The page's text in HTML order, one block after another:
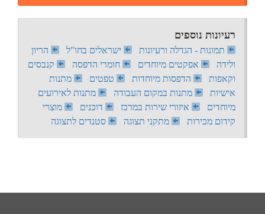
רעיונות נוספים
תמונות - הגדלה ורעיונות ישראלים בחו"ל
הריון
ולידה
אפקטים מיוחדים חומרי הדפסה
קנבסים
וקאפות
הדפסות מיוחדות טפטים
מתנות
אישיות
מתנות במקום העבודה
מתנות לאירועים
מיוחדים
איזורי שירות במרכז דוכנים
מוצרי
קידום מכירות
מתקני תצוגה סטנדים לתצוגה